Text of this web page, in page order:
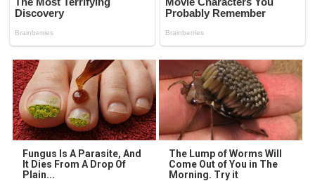
Fungus Is A Parasite, And
It Dies From A Drop Of
Plain...
The Lump of Worms Will
Come Out of You in The
Morning. Try it